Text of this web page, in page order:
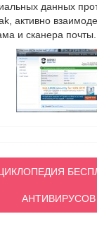
данных
активно
и сканера почты.
АНТИВИРУСОВ